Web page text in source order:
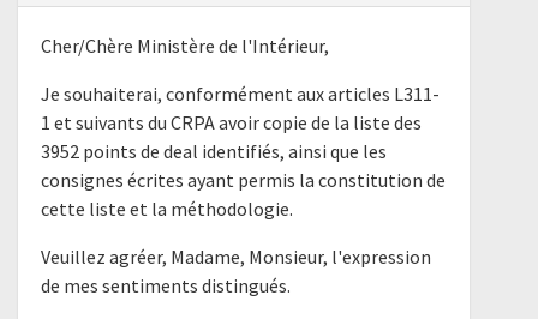
Cher/Chère Ministère de l'Intérieur,
Je souhaiterai, conformément aux articles L311-
1 et suivants du CRPA avoir copie de la liste des
3952 points de deal identifiés, ainsi que les
consignes écrites ayant permis la constitution de
cette liste et la méthodologie.
Veuillez agréer, Madame, Monsieur, l'expression
de mes sentiments distingués.